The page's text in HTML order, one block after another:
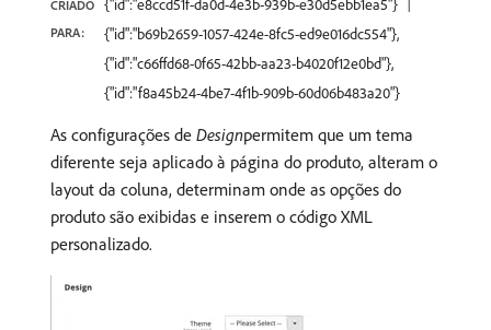
CRIADO
PARA:
{"id":"e8ccd51f-da0d-4e3b-939b-e30d5ebb1ea5"}
{"id":"b69b2659-1057-424e-8fc5-ed9e016dc554"},
{"id":"c66ffd68-0f65-42bb-aa23-b4020f12e0bd"},
{"id":"f8a45b24-4be7-4f1b-909b-60d06b483a20"}
As configurações de Design​permitem que um tema
diferente seja aplicado à página do produto, alteram o
layout da coluna, determinam onde as opções do
produto são exibidas e inserem o código XML
personalizado.